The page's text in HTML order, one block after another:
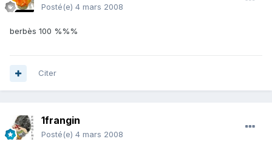
Posté(e) 4 mars 2008
berbès 100 %%%
Citer
1frangin
Posté(e) 4 mars 2008